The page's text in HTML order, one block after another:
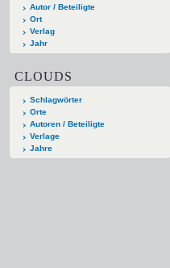
Autor / Beteiligte
Ort
Verlag
Jahr
CLOUDS
Schlagwörter
Orte
Autoren / Beteiligte
Verlage
Jahre